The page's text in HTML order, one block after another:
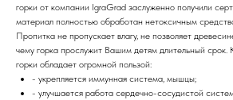
горки от компании IgraGrad заслуженно получили
материал полностью обработан нетоксичным
Пропитка не пропускает влагу, не позволяет
чему горка прослужит Вашим детям длительный срок.
горки обладает огромной пользой:
- укрепляется иммунная система, мышцы;
- улучшается работа сердечно-сосудистой